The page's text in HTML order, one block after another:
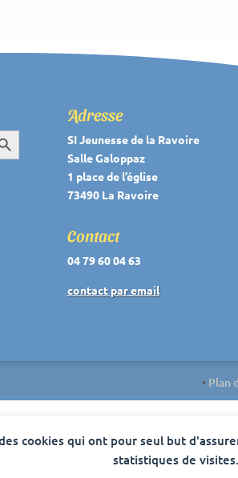
cookies qui ont pour seul but
statistiques de visites.
Button
Adresse
SI Jeunesse de la Ravoire
Salle Galoppaz
1 place de l’église
73490 La Ravoire
Contact
04 79 60 04 63
contact par email
• Plan